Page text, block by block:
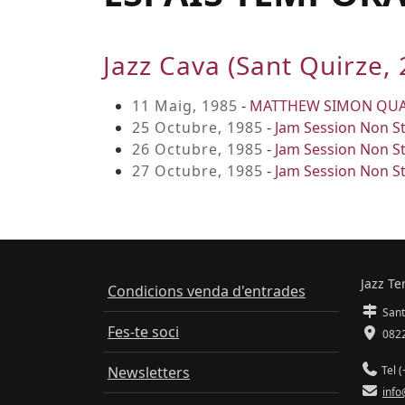
Jazz Cava (Sant Quirze,
11 Maig, 1985 - MATTHEW SIMON
25 Octubre, 1985 - Jam Session Non
26 Octubre, 1985 - Jam Session Non
27 Octubre, 1985 - Jam Session Non
Condicions venda d'entrades
Fes-te soci
Newsletters
Jazz
Tel